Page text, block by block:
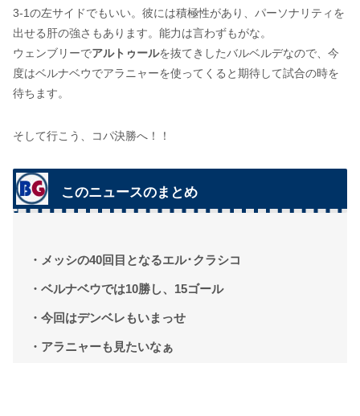
3-1の左サイドでもいい。彼には積極性があり、パーソナリティを
出せる肝の強さもあります。能力は言わずもがな。
ウェンブリーでアルトゥールを抜てきしたバルベルデなので、今
度はベルナベウでアラニャーを使ってくると期待して試合の時を
待ちます。
そして行こう、コパ決勝へ！！
このニュースのまとめ
・メッシの40回目となるエル･クラシコ
・ベルナベウでは10勝し、15ゴール
・今回はデンベレもいまっせ
・アラニャーも見たいなぁ